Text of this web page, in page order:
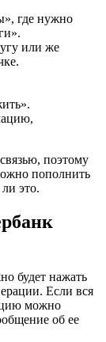
где нужно
или же
поэтому
пополнить
это.
будет нажать
Если вся
можно
об ее